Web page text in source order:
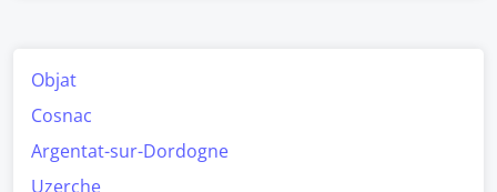
Objat
Cosnac
Argentat-sur-Dordogne
Uzerche